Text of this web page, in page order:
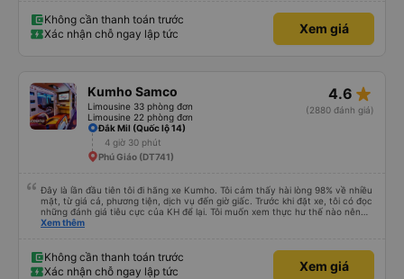
Không cần thanh toán trước
Xác nhận chỗ ngay lập tức
Xem giá
Kumho Samco
Limousine 33 phòng đơn
Limousine 22 phòng đơn
4.6 star_rate
(2880 đánh giá)
Đắk Mil (Quốc lộ 14)
4 giờ 30 phút
Phú Giáo (DT741)
Đây là lần đầu tiên tôi đi hãng xe Kumho. Tôi cảm thấy hài lòng 98% về nhiều
mặt, từ giá cả, phương tiện, dịch vụ đến giờ giấc. Trước khi đặt xe, tôi có đọc
những đánh giá tiêu cực của KH để lại. Tôi muốn xem thực hư thế nào nên
thử 1 lần cho biết. Có thể do tôi may mắn, tôi đã 0 gặp phải những điều tệ
quảng đường đầu. Tôi sẽ tiếp tục ủng hộ nhà xe. Hy vọng lần sau sẽ tốt hơn.
Chân thành cám ơn nhà xe.
Xem thêm
Không cần thanh toán trước
Xác nhận chỗ ngay lập tức
Xem giá